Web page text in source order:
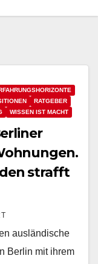
RATGEBER
WISSEN IST MACHT
strafft
ausländische
Berlin mit ihrem